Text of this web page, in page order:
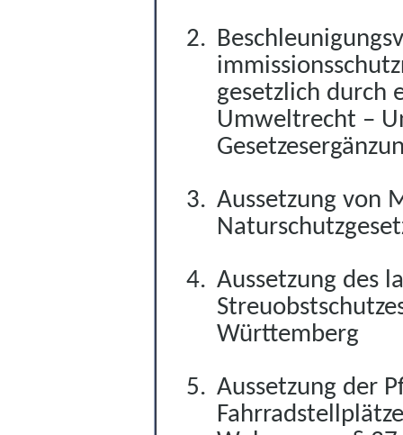
gesetzlich durch
Umweltrecht –
Aussetzung von
Aussetzung des
Württemberg
Aussetzung der